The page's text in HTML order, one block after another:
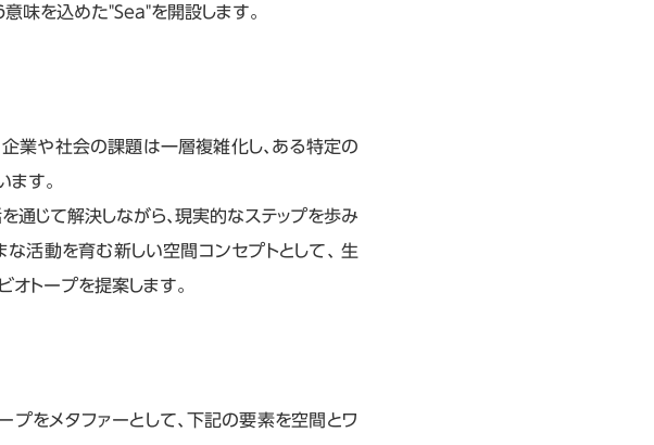
味を込めた"Sea"を開設します。
業や社会の課題は一層複雑化し、ある特定の
ます。
通じて解決しながら、現実的なステップを歩み
活動を育む新しい空間コンセプトとして、 生
トープを提案します。
プをメタファーとして、下記の要素を空間とワ